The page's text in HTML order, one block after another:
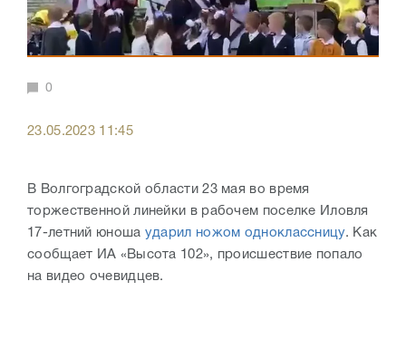
0
23.05.2023 11:45
В Волгоградской области 23 мая во время
торжественной линейки в рабочем поселке Иловля
17-летний юноша ударил ножом одноклассницу. Как
сообщает ИА «Высота 102», происшествие попало
на видео очевидцев.